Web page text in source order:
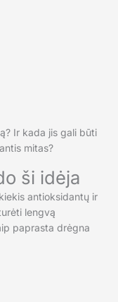
Ir kada jis gali būti
mitas?
ši idėja
antioksidantų ir
lengvą
paprasta drėgna